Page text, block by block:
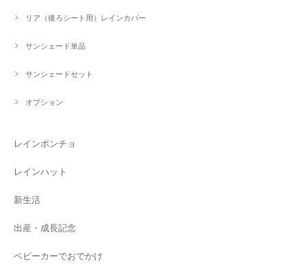
リア（後ろシート用）レインカバー
サンシェード単品
サンシェードセット
オプション
レインポンチョ
レインハット
新生活
出産・成長記念
ベビーカーでおでかけ